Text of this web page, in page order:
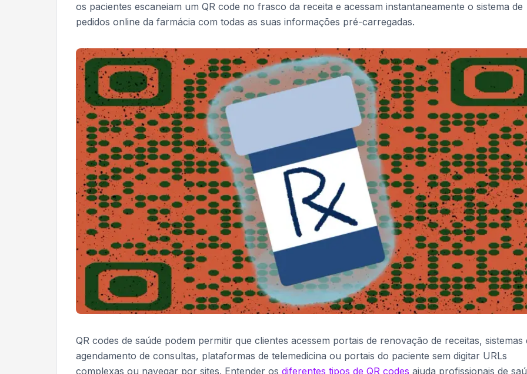
os pacientes escaneiam um QR code no frasco da receita e acessam instantaneamente o sistema de
pedidos online da farmácia com todas as suas informações pré-carregadas.
QR codes de saúde podem permitir que clientes acessem portais de renovação de receitas, sistemas
agendamento de consultas, plataformas de telemedicina ou portais do paciente sem digitar URLs
complexas ou navegar por sites. Entender os diferentes tipos de QR codes ajuda profissionais de